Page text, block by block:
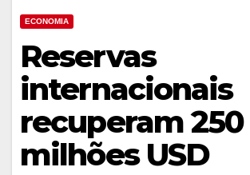
ECONOMIA
Reservas
internacionais
recuperam 250
milhões USD